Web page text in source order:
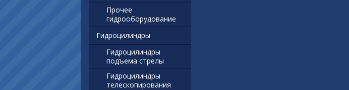
Прочее
гидрооборудование
Гидроцилиндры
Гидроцилиндры
подъема стрелы
Гидроцилиндры
телескопирования